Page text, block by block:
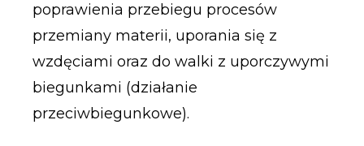
poprawienia przebiegu procesów
przemiany materii, uporania się z
wzdęciami oraz do walki z uporczywymi
biegunkami (działanie
przeciwbiegunkowe).